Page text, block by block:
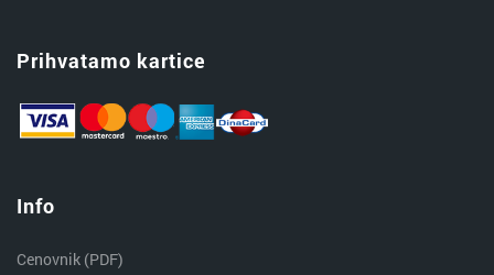
Prihvatamo kartice
Info
Cenovnik (PDF)